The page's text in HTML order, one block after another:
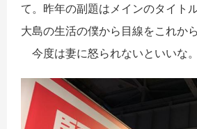
て。昨年の副題はメインのタイト
大島の生活の僕から目線をこれから
今度は妻に怒られないといいな。